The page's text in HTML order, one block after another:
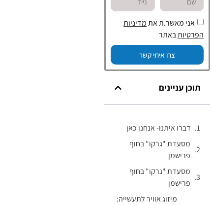
אני מאשר.ת אתמדיניות
הפרטיותבאתר
צרו איתי קשר
תוכן עניינים
דברו איתנו- אנחנו כאן
מסעדת "גרקו" בחוף
פרישמן
מסעדת "גרקו" בחוף
פרישמן
מיזוג אוויר לתעשייה: